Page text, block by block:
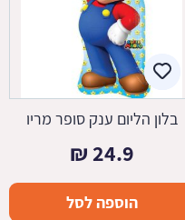
בלון הליום ענק סופר מריו
24.9
₪
הוספה לסל